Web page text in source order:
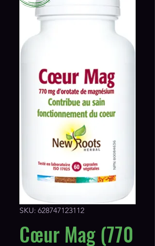
SKU: 628747123112
Cœur Mag (770